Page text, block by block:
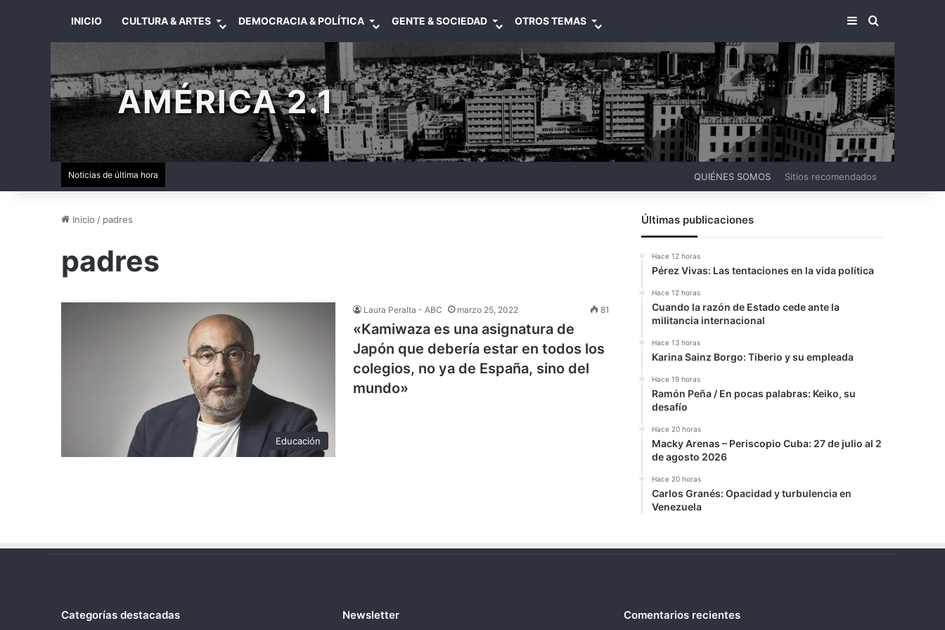
INICIO CULTURA & ARTES DEMOCRACIA & POLÍTICA GENTE & SOCIEDAD OTROS TEMAS BARRA LATERAL
BUSCAR
AMÉRICA 2.1
Noticias de última hora QUIÉNES SOMOS Sitios recomendados
Inicio / padres
padres
Educación
Laura Peralta - ABC marzo 25, 2022 81
«Kamiwaza es una asignatura de
Japón que debería estar en todos los
colegios, no ya de España, sino del
mundo»
Últimas publicaciones
Hace 12 horas
Pérez Vivas: Las tentaciones en la vida política
Hace 12 horas
Cuando la razón de Estado cede ante la
militancia internacional
Hace 13 horas
Karina Sainz Borgo: Tiberio y su empleada
Hace 19 horas
Ramón Peña / En pocas palabras: Keiko, su
desafío
Hace 20 horas
Macky Arenas – Periscopio Cuba: 27 de julio al 2
de agosto 2026
Hace 20 horas
Carlos Granés: Opacidad y turbulencia en
Venezuela
Categorías destacadas Newsletter Comentarios recientes